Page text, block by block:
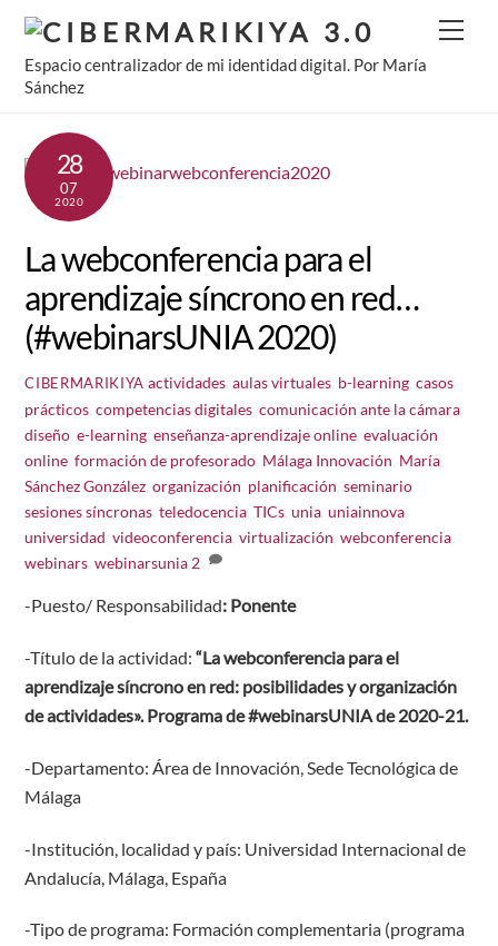
Skip
content
Espacio centralizador de mi identidad digital. Por María
Sánchez
28
07
2020
La webconferencia para el
aprendizaje síncrono en red…
(#webinarsUNIA 2020)
CIBERMARIKIYA actividades, aulas virtuales, b-learning, casos
prácticos ,competencias digitales ,comunicación ante la cámara
diseño ,e-learning ,enseñanza-aprendizaje online ,evaluación
online ,formación de profesorado Málaga Innovación María
Sánchez González ,organización planificación ,seminario
sesiones síncronas ,teledocencia ,TICs ,unia ,uniainnova
universidad ,videoconferencia ,virtualización ,webconferencia
webinars ,webinarsunia 2
-Puesto/ Responsabilidad: Ponente
-Título de la actividad: “La webconferencia para el
aprendizaje síncrono en red: posibilidades y organización
de actividades». Programa de #webinarsUNIA de 2020-21.
-Departamento: Área de Innovación, Sede Tecnológica de
Málaga
-Institución, localidad y país: Universidad Internacional de
Andalucía, Málaga, España
-Tipo de programa: Formación complementaria (programa